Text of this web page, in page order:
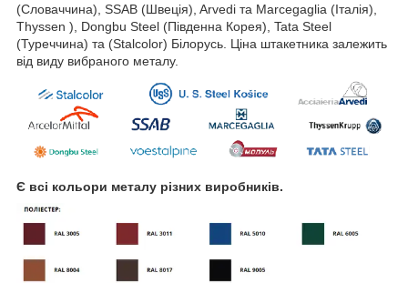
(Словаччина), SSAB (Швеція), Arvedi та Marcegaglia (Італія),
Thyssen ), Dongbu Steel (Південна Корея), Tata Steel
(Туреччина) та (Stalcolor) Білорусь. Ціна штакетника залежить
від виду вибраного металу.
Є всі кольори металу різних виробників.